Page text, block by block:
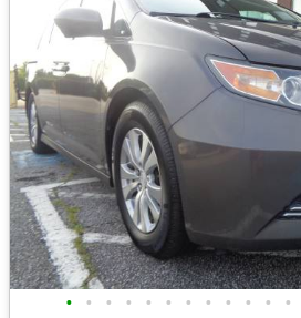
• • • • • • • • • • • •